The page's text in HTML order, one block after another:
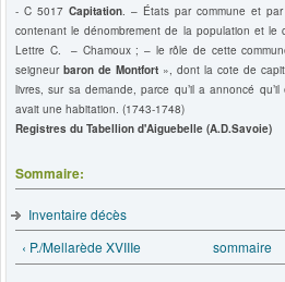
- C 5017 Capitation. – États par commune et par
contenant le dénombrement de la population et le
Lettre C. – Chamoux ; – le rôle de cette
seigneur baron de Montfort », dont la cote de
livres, sur sa demande, parce qu’il a annoncé
avait une habitation. (1743-1748)
Registres du Tabellion d'Aiguebelle (A.D.Savoie)
Sommaire:
Inventaire décès
‹ P./Mellarède XVIIIe
sommaire